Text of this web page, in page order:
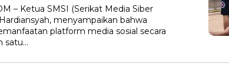
– Ketua SMSI (Serikat Media Siber
menyampaikan bahwa
platform media sosial secara
satu…